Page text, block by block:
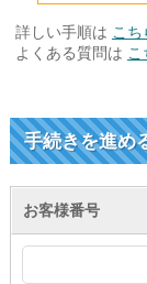
詳しい手順は こち
よくある質問は こ
手続きを進め
お客様番号